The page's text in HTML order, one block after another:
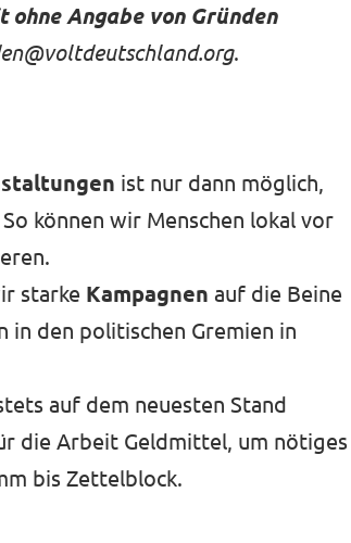
Angabe von Gründen
.
ist nur dann möglich,
können wir Menschen lokal vor
starke Kampagnen auf die Beine
in den politischen Gremien in
auf dem neuesten Stand
die Arbeit Geldmittel, um nötiges
bis Zettelblock.